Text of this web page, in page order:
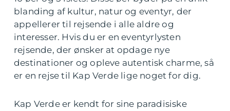
blanding af kultur, natur og eventyr, der
appellerer til rejsende i alle aldre og
interesser. Hvis du er en eventyrlysten
rejsende, der ønsker at opdage nye
destinationer og opleve autentisk charme, så
er en rejse til Kap Verde lige noget for dig.
Kap Verde er kendt for sine paradisiske